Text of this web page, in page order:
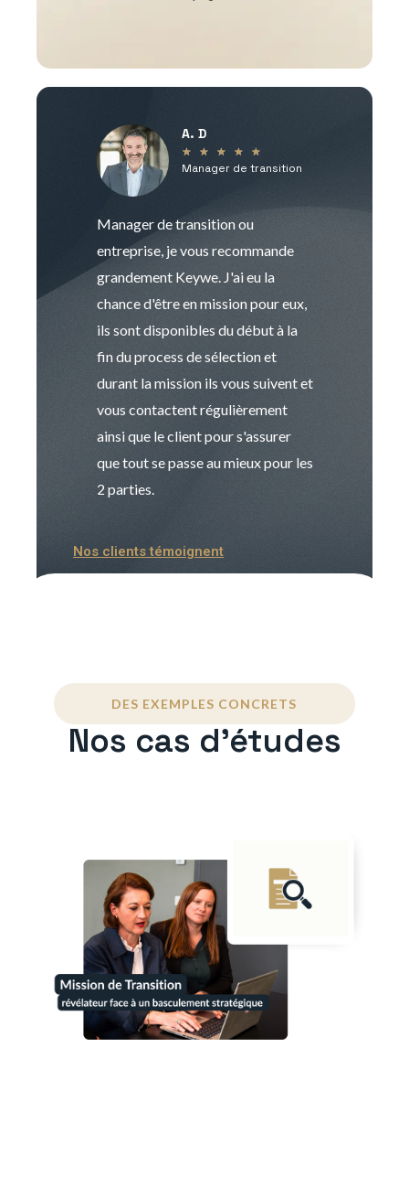
A. D
★ ★ ★ ★ ★
Manager de transition
Manager de transition ou
entreprise, je vous recommande
grandement Keywe. J'ai eu la
chance d'être en mission pour eux,
ils sont disponibles du début à la
fin du process de sélection et
durant la mission ils vous suivent et
vous contactent régulièrement
ainsi que le client pour s'assurer
que tout se passe au mieux pour les
2 parties.
Nos clients témoignent
DES EXEMPLES CONCRETS
Nos cas d'études